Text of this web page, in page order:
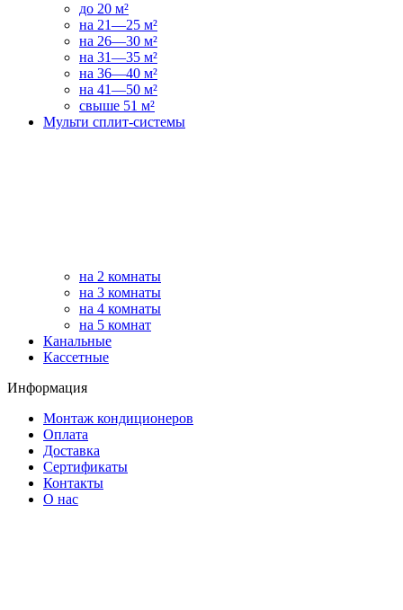
до 20 м²
на 21—25 м²
на 26—30 м²
на 31—35 м²
на 36—40 м²
на 41—50 м²
свыше 51 м²
Мульти сплит-системы
на 2 комнаты
на 3 комнаты
на 4 комнаты
на 5 комнат
Канальные
Кассетные
Информация
Монтаж кондиционеров
Оплата
Доставка
Сертификаты
Контакты
О нас